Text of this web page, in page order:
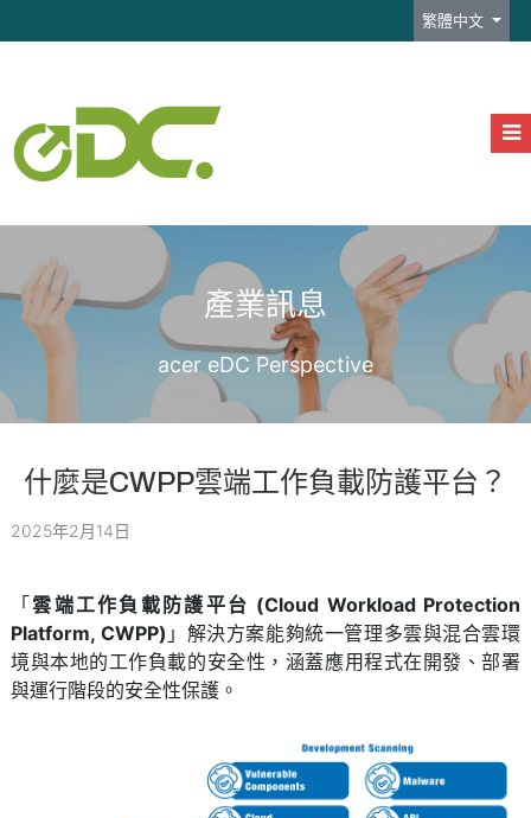
選擇你的語言
繁體中文
產業訊息
acer eDC Perspective
什麼是CWPP雲端工作負載防護平台？
2025年2月14日
「雲端工作負載防護平台 (Cloud Workload Protection
Platform, CWPP) 」解決方案能夠統一管理多雲與混合雲環
境與本地的工作負載的安全性，涵蓋應用程式在開發、部署
與運行階段的安全性保護。